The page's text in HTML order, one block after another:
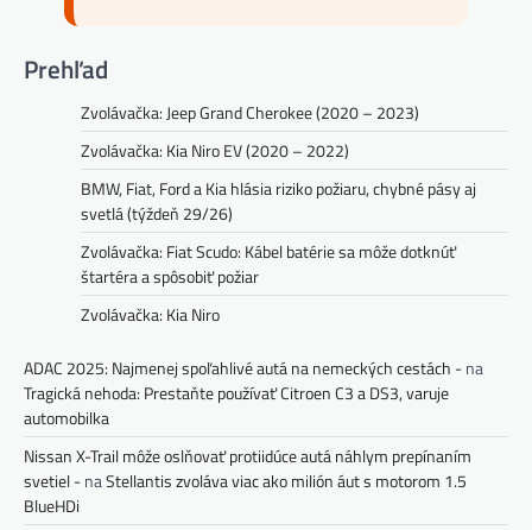
Prehľad
Zvolávačka: Jeep Grand Cherokee (2020 – 2023)
Zvolávačka: Kia Niro EV (2020 – 2022)
BMW, Fiat, Ford a Kia hlásia riziko požiaru, chybné pásy aj
svetlá (týždeň 29/26)
Zvolávačka: Fiat Scudo: Kábel batérie sa môže dotknúť
štartéra a spôsobiť požiar
Zvolávačka: Kia Niro
ADAC 2025: Najmenej spoľahlivé autá na nemeckých cestách -na
Tragická nehoda: Prestaňte používať Citroen C3 a DS3, varuje
automobilka
Nissan X-Trail môže oslňovať protiidúce autá náhlym prepínaním
svetiel -naStellantis zvoláva viac ako milión áut s motorom 1.5
BlueHDi